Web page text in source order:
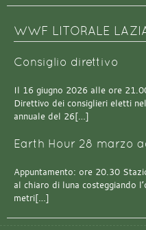
WWF LITORALE
Consiglio direttivo
Il 16 giugno 2026 alle ore
Direttivo dei consiglieri eletti
annuale del 26[…]
Earth Hour 28 marzo
Appuntamento: ore 20.30
al chiaro di luna costeggiando
metri[…]